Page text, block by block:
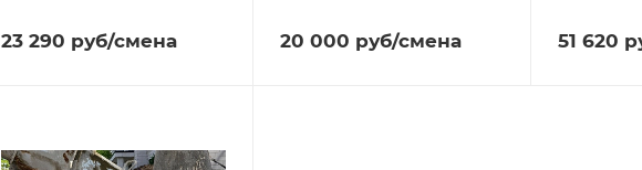
23 290 руб/смена 20 000 руб/смена 51 620